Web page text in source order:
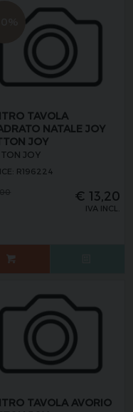
TAVOLA
NATALE JOY
JOY
JOY
R196224
€ 13,20
IVA INCL.
TAVOLA AVORIO